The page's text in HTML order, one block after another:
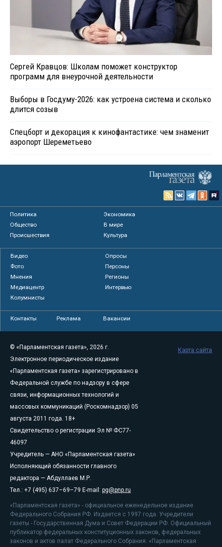
Сергей Кравцов: Школам поможет конструктор
программ для внеурочной деятельности
Выборы в Госдуму-2026: как устроена система и сколько
длится созыв
Спецборт и декорация к кинофантастике: чем знаменит
аэропорт Шереметьево
Политика
Экономика
Общество
В мире
Происшествия
Культура
Видео
Опросы
Фото
Персоны
Мнения
Регионы
Медиацентр
Интервью
Колумнисты
Контакты Реклама Вакансии
© «Парламентская газета», 2026 г.
Электронное периодическое издание
«Парламентская газета» зарегистрировано в
Федеральной службе по надзору в сфере
связи, информационных технологий и
массовых коммуникаций (Роскомнадзор) 05
августа 2011 года. 18+
Свидетельство о регистрации Эл № ФС77-
46097
Учредитель — АНО «Парламентская газета»
Исполняющий обязанности главного
редактора — Абдуллаев М.Р.
Тел.: +7 (495) 637–69–79 E-mail: pg@pnp.ru
«Парламентская газета» - официальное еженедельное издание
Федерального Собрания РФ. Издается с 1997 года. Учредители
газеты - Государственная Дума и Совет Федерации РФ. Официальный
публикатор федеральных конституционных законов, федеральных
законов и актов палат Федерального Собрания. «Парламентская
Карта сайта